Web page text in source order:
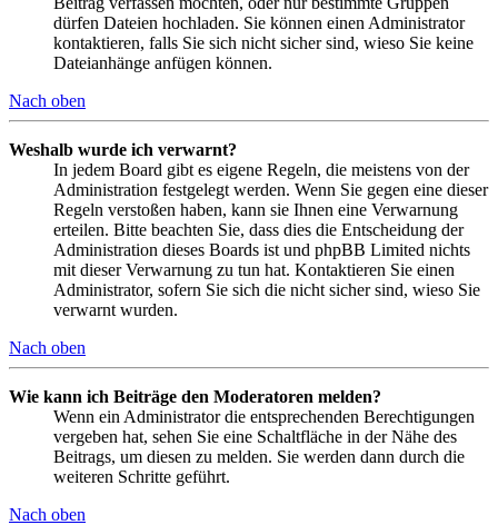
dürfen Dateien hochladen. Sie können einen Administrator
kontaktieren, falls Sie sich nicht sicher sind, wieso Sie keine
Dateianhänge anfügen können.
Nach oben
Weshalb wurde ich verwarnt?
In jedem Board gibt es eigene Regeln, die meistens von der
Administration festgelegt werden. Wenn Sie gegen eine dieser
Regeln verstoßen haben, kann sie Ihnen eine Verwarnung
erteilen. Bitte beachten Sie, dass dies die Entscheidung der
Administration dieses Boards ist und phpBB Limited nichts
mit dieser Verwarnung zu tun hat. Kontaktieren Sie einen
Administrator, sofern Sie sich die nicht sicher sind, wieso Sie
verwarnt wurden.
Nach oben
Wie kann ich Beiträge den Moderatoren melden?
Wenn ein Administrator die entsprechenden Berechtigungen
vergeben hat, sehen Sie eine Schaltfläche in der Nähe des
Beitrags, um diesen zu melden. Sie werden dann durch die
weiteren Schritte geführt.
Nach oben